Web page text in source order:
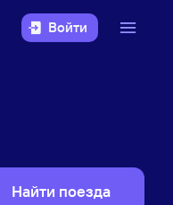
Войти
Найти поезда